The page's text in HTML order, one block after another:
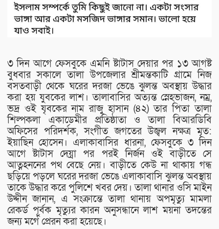
৩ দিন আগে ফেসবুকে এমনি ষ্টাটাস দেয়ার পর ১৩ আগষ্ট
বুধবার সকালে তালা উপজেলার শ্রীমন্তকাটি গ্রামে নিজ
বসতবাড়ী থেকে ঘরের দরজা ভেঙে ঝুলন্ত অবস্থায় উদ্ধার
করা হয় যুবকের লাশ। তালাবাসির অত্যন্ত স্নেহভাজন, নম্র,
ভদ্র ওই যৃবকের নাম রাজু হাসান (৪২) তার পিতা তালা
শিল্পকলা একাডেমীর প্রতিষ্ঠাতা ও তালা বিআরডিবি
অফিসের পরিদর্শক, সংগীত জগতের উজ্বল নক্ষত্র মৃত:
ইয়াছিন হোসেন। এলাকাবাসির ধারনা, ফেসবুকে ৩ দিন
আগে ষ্টাটাস দেয়্রা পর পরই নির্জন ওই বাড়ীতে সে
আত্নহননের পথ বেছে নেয়। বাড়ীতে কেউ না থাকায় গন্ধ
ছড়িয়ে পড়লে ঘরের দরজা ভেঙে এলাকাবাসি ঝুলন্ত অবস্থায়
তাকে উদ্ধার করে পুলিশে খবর দেয়। তালা থানার ওসি মাইন
উদ্দীন জানান, এ সংক্রান্তে তালা থানায় অপমৃত্যু মামলা
রেকর্ড পূর্বক মৃত্যুর কারন অনুসন্ধানে লাশ ময়না তদন্তের
জন্য মর্গে প্রেরন করা হয়েছে।